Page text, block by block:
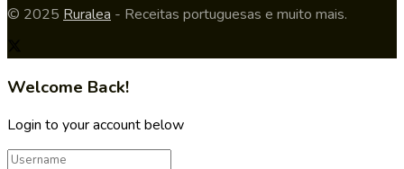
© 2025 Ruralea - Receitas portuguesas e muito mais.
Welcome Back!
Login to your account below